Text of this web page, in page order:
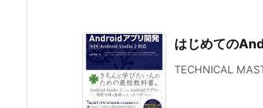
はじめての
TECHNICAL